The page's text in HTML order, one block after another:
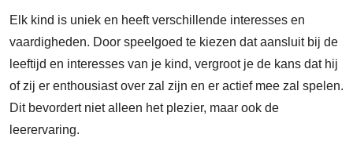
Elk kind is uniek en heeft verschillende interesses en
vaardigheden. Door speelgoed te kiezen dat aansluit bij de
leeftijd en interesses van je kind, vergroot je de kans dat hij
of zij er enthousiast over zal zijn en er actief mee zal spelen.
Dit bevordert niet alleen het plezier, maar ook de
leerervaring.